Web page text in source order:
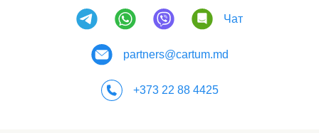
Чат
partners@cartum.md
+373 22 88 4425